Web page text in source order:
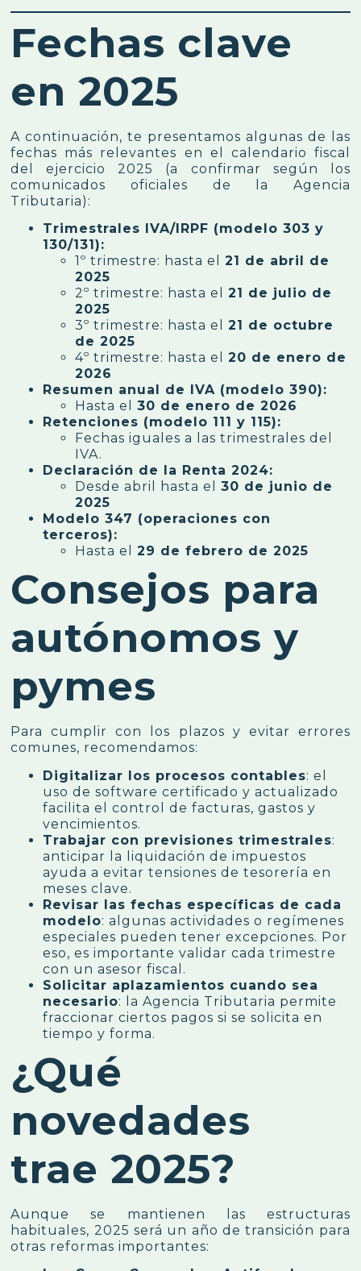
Fechas clave
en 2025
A continuación, te presentamos algunas de las
fechas más relevantes en el calendario fiscal
del ejercicio 2025 (a confirmar según los
comunicados oficiales de la Agencia
Tributaria):
Trimestrales IVA/IRPF (modelo 303 y
130/131):
1º trimestre: hasta el21 de abril de
2025
2º trimestre: hasta el21 de julio de
2025
3º trimestre: hasta el21 de octubre
de 2025
4º trimestre: hasta el20 de enero de
2026
Resumen anual de IVA (modelo 390):
Hasta el30 de enero de 2026
Retenciones (modelo 111 y 115):
Fechas iguales a las trimestrales del
IVA.
Declaración de la Renta 2024:
Desde abril hasta el30 de junio de
2025
Modelo 347 (operaciones con
terceros):
Hasta el29 de febrero de 2025
Consejos para
autónomos y
pymes
Para cumplir con los plazos y evitar errores
comunes, recomendamos:
Digitalizar los procesos contables: el
uso de software certificado y actualizado
facilita el control de facturas, gastos y
vencimientos.
Trabajar con previsiones trimestrales:
anticipar la liquidación de impuestos
ayuda a evitar tensiones de tesorería en
meses clave.
Revisar las fechas específicas de cada
modelo: algunas actividades o regímenes
especiales pueden tener excepciones. Por
eso, es importante validar cada trimestre
con un asesor fiscal.
Solicitar aplazamientos cuando sea
necesario: la Agencia Tributaria permite
fraccionar ciertos pagos si se solicita en
tiempo y forma.
¿Qué
novedades
trae 2025?
Aunque se mantienen las estructuras
habituales, 2025 será un año de transición para
otras reformas importantes: